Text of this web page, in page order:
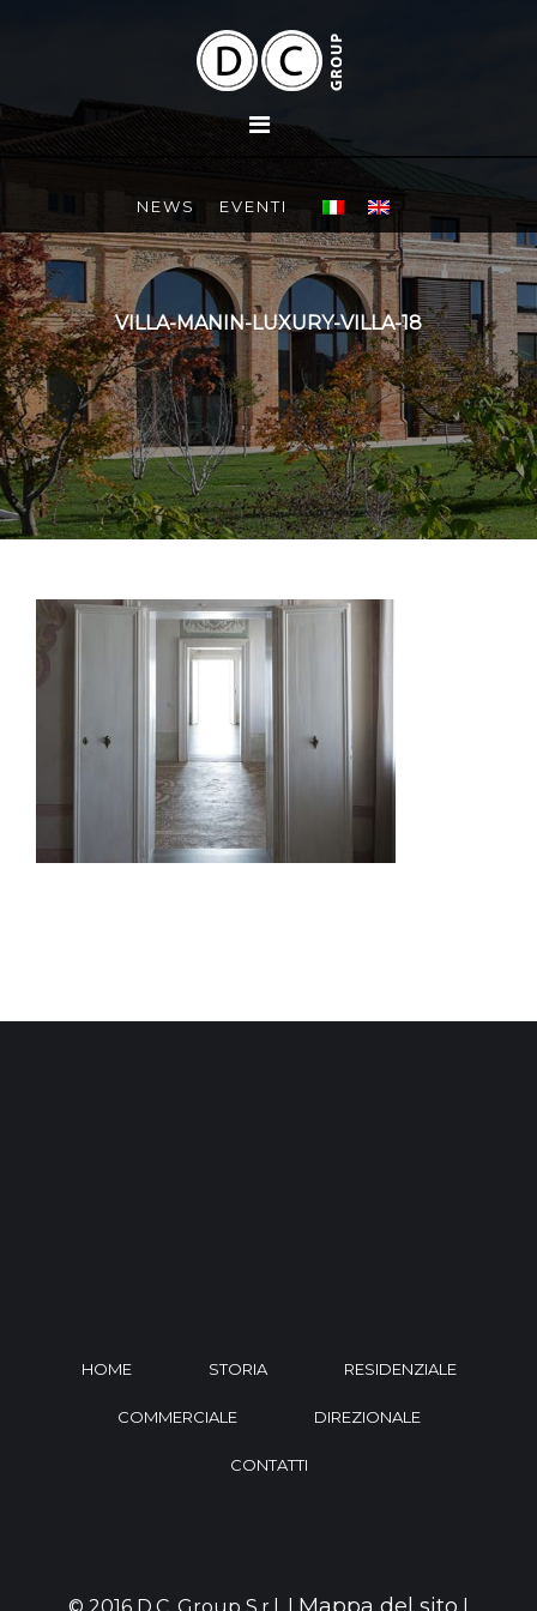
NEWS EVENTI
VILLA-MANIN-LUXURY-VILLA-18
HOME STORIA RESIDENZIALE
COMMERCIALE DIREZIONALE
CONTATTI